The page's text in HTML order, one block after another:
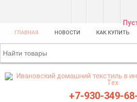
ГЛАВНАЯ НОВОСТИ КАК КУПИТЬ
+7-930-349-